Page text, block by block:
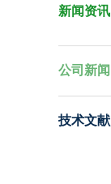
新闻资讯
公司新闻
技术文献